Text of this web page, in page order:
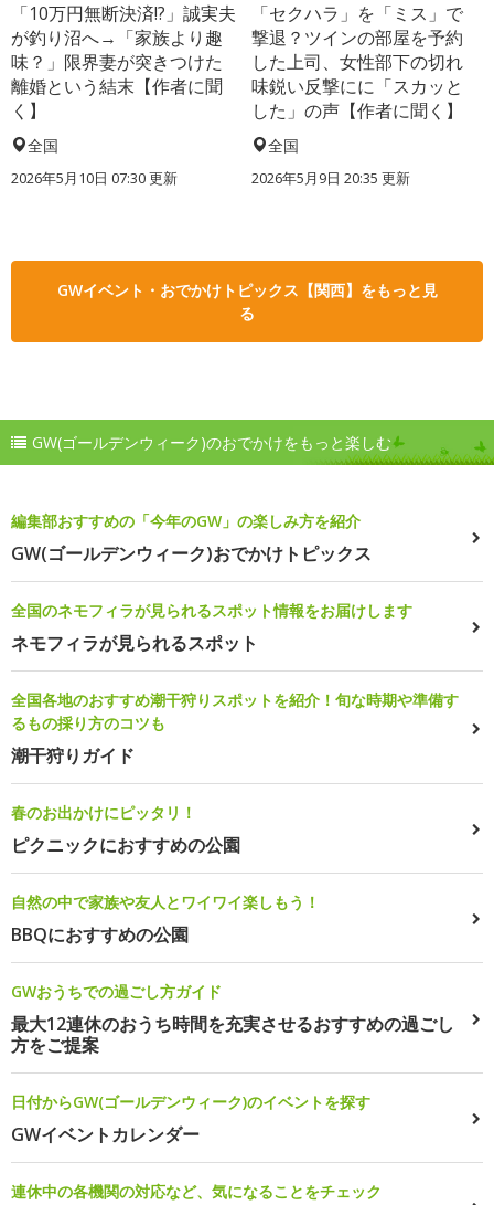
「10万円無断決済!?」誠実夫
が釣り沼へ→「家族より趣
味？」限界妻が突きつけた
離婚という結末【作者に聞
く】
全国
2026年5月10日 07:30 更新
「セクハラ」を「ミス」で
撃退？ツインの部屋を予約
した上司、女性部下の切れ
味鋭い反撃にに「スカッと
した」の声【作者に聞く】
全国
2026年5月9日 20:35 更新
GWイベント・おでかけトピックス【関西】をもっと見
る
GW(ゴールデンウィーク)のおでかけをもっと楽しむ
編集部おすすめの「今年のGW」の楽しみ方を紹介
GW(ゴールデンウィーク)おでかけトピックス
全国のネモフィラが見られるスポット情報をお届けします
ネモフィラが見られるスポット
全国各地のおすすめ潮干狩りスポットを紹介！旬な時期や準備す
るもの採り方のコツも
潮干狩りガイド
春のお出かけにピッタリ！
ピクニックにおすすめの公園
自然の中で家族や友人とワイワイ楽しもう！
BBQにおすすめの公園
GWおうちでの過ごし方ガイド
最大12連休のおうち時間を充実させるおすすめの過ごし
方をご提案
日付からGW(ゴールデンウィーク)のイベントを探す
GWイベントカレンダー
連休中の各機関の対応など、気になることをチェック